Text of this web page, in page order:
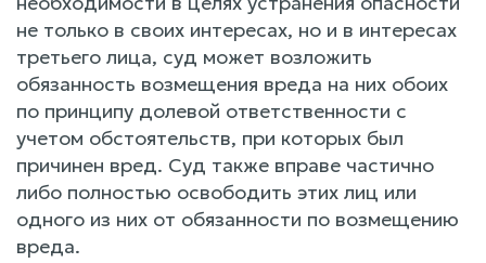
не только в своих интересах, но и в интересах
третьего лица, суд может возложить
обязанность возмещения вреда на них обоих
по принципу долевой ответственности с
учетом обстоятельств, при которых был
причинен вред. Суд также вправе частично
либо полностью освободить этих лиц или
одного из них от обязанности по возмещению
вреда.